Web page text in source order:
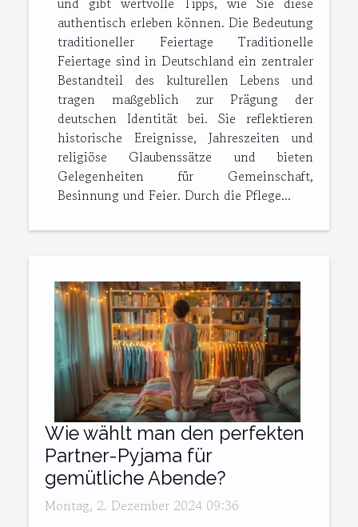
authentisch erleben können. Die Bedeutung
traditioneller Feiertage Traditionelle
Feiertage sind in Deutschland ein zentraler
Bestandteil des kulturellen Lebens und
tragen maßgeblich zur Prägung der
deutschen Identität bei. Sie reflektieren
historische Ereignisse, Jahreszeiten und
religiöse Glaubenssätze und bieten
Gelegenheiten für Gemeinschaft,
Besinnung und Feier. Durch die Pflege...
Wie wählt man den perfekten
Partner-Pyjama für
gemütliche Abende?
Montag, 2. Dezember 2024 09:36